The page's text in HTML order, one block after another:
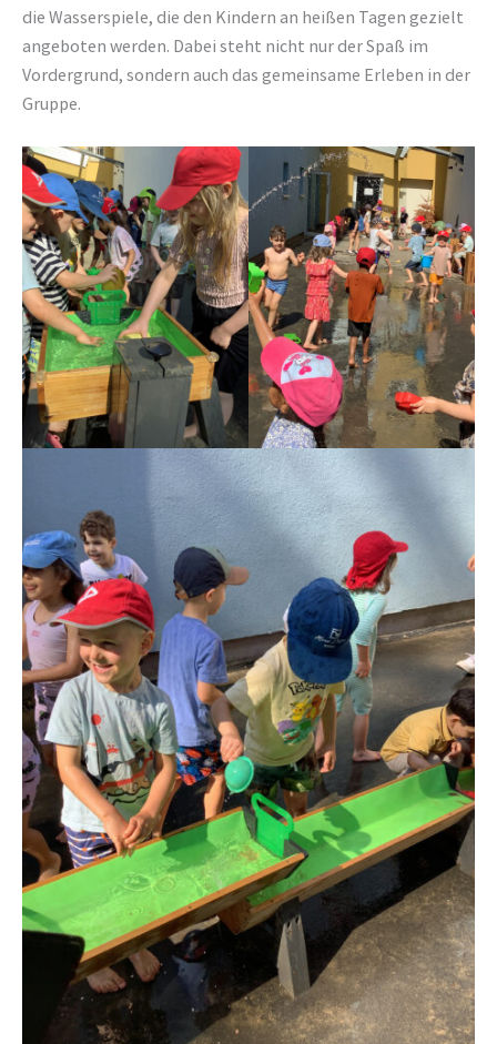
die Wasserspiele, die den Kindern an heißen Tagen gezielt
angeboten werden. Dabei steht nicht nur der Spaß im
Vordergrund, sondern auch das gemeinsame Erleben in der
Gruppe.